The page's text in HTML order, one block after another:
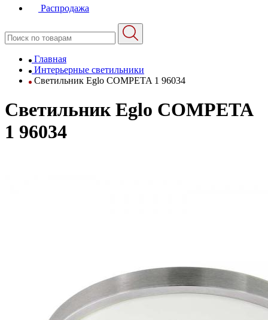
Распродажа
Главная
Интерьерные светильники
Светильник Eglo COMPETA 1 96034
Светильник Eglo COMPETA
1 96034